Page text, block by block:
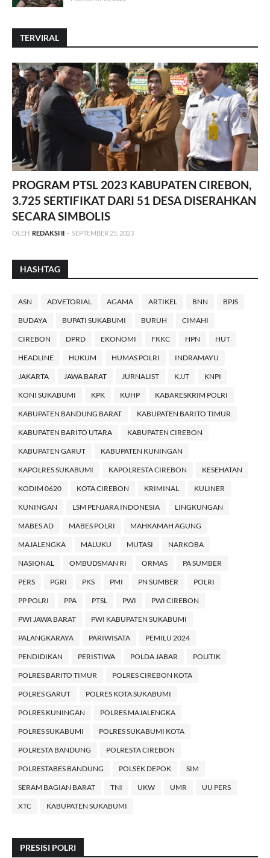
TERVIRAL
PROGRAM PTSL 2023 KABUPATEN CIREBON,
3.725 SERTIFIKAT DARI 51 DESA DISERAHKAN
SECARA SIMBOLIS
OLEH REDAKSI II - SEPTEMBER 25, 2023
HASHTAG
ASN ADVETORIAL AGAMA ARTIKEL BNN BPJS
BUDAYA BUPATI SUKABUMI BURUH CIMAHI
CIREBON DPRD EKONOMI FKKC HPN HUT
HEADLINE HUKUM HUMAS POLRI INDRAMAYU
JAKARTA JAWA BARAT JURNALIST KJJT KNPI
KONI SUKABUMI KPK KUHP KABARESKRIM POLRI
KABUPATEN BANDUNG BARAT KABUPATEN BARITO TIMUR
KABUPATEN BARITO UTARA KABUPATEN CIREBON
KABUPATEN GARUT KABUPATEN KUNINGAN
KAPOLRES SUKABUMI KAPOLRESTA CIREBON KESEHATAN
KODIM 0620 KOTA CIREBON KRIMINAL KULINER
KUNINGAN LSM PENJARA INDONESIA LINGKUNGAN
MABES AD MABES POLRI MAHKAMAH AGUNG
MAJALENGKA MALUKU MUTASI NARKOBA
NASIONAL OMBUDSMAN RI ORMAS PA SUMBER
PERS PGRI PKS PMI PN SUMBER POLRI
PP POLRI PPA PTSL PWI PWI CIREBON
PWI JAWA BARAT PWI KABUPATEN SUKABUMI
PALANGKARAYA PARIWISATA PEMILU 2024
PENDIDIKAN PERISTIWA POLDA JABAR POLITIK
POLRES BARITO TIMUR POLRES CIREBON KOTA
POLRES GARUT POLRES KOTA SUKABUMI
POLRES KUNINGAN POLRES MAJALENGKA
POLRES SUKABUMI POLRES SUKABUMI KOTA
POLRESTA BANDUNG POLRESTA CIREBON
POLRESTABES BANDUNG POLSEK DEPOK SIM
SERAM BAGIAN BARAT TNI UKW UMR UU PERS
XTC KABUPATEN SUKABUMI
PRESISI POLRI